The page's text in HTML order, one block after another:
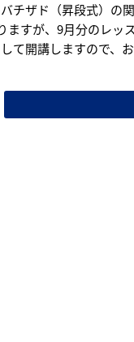
チザド（昇段式）の
ますが、9月分のレッ
て開講しますので、